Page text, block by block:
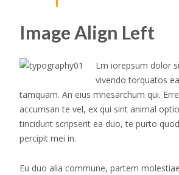
Image Align Left
Lm iorepsum dolor
vivendo torquatos
tamquam. An eius mnesarchum qui.
accumsan te vel, ex qui sint animal
tincidunt scripserit ea duo, te purto
percipit mei in.
Eu duo alia commune, partem